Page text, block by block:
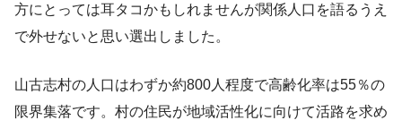
方にとっては耳タコかもしれませんが関係人口を語るうえ
で外せないと思い選出しました。
山古志村の人口はわずか約800人程度で高齢化率は55％の
限界集落です。村の住民が地域活性化に向けて活路を求め